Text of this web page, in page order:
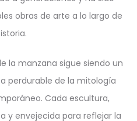
obras de arte a lo largo de
la manzana sigue siendo un
perdurable de la mitología
Cada escultura,
y envejecida para reflejar la